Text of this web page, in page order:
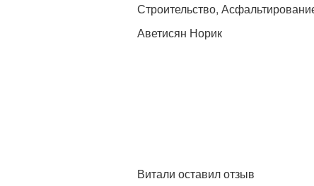
Строительство,
Аветисян Норик
Витали оставил отзыв